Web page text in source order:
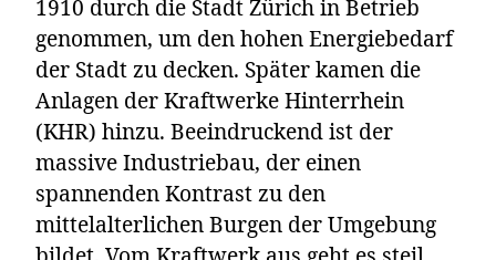
1910 durch die Stadt Zürich in Betrieb
genommen, um den hohen Energiebedarf
der Stadt zu decken. Später kamen die
Anlagen der Kraftwerke Hinterrhein
(KHR) hinzu. Beeindruckend ist der
massive Industriebau, der einen
spannenden Kontrast zu den
mittelalterlichen Burgen der Umgebung